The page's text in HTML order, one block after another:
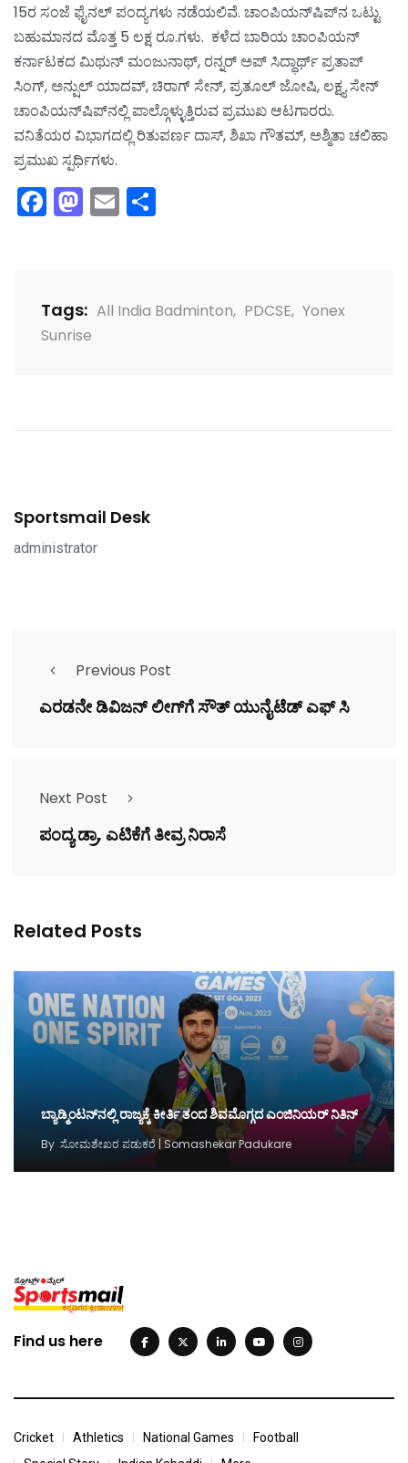
15ರ ಸಂಜೆ ಫೈನಲ್ ಪಂದ್ಯಗಳು ನಡೆಯಲಿವೆ. ಚಾಂಪಿಯನ್‌ಷಿಪ್‌ನ ಒಟ್ಟು
ಬಹುಮಾನದ ಮೊತ್ತ 5 ಲಕ್ಷ ರೂ.ಗಳು. ಕಳೆದ ಬಾರಿಯ ಚಾಂಪಿಯನ್
ಕರ್ನಾಟಕದ ಮಿಥುನ್ ಮಂಜುನಾಥ್, ರನ್ನರ್ ಅಪ್ ಸಿದ್ಧಾರ್ಥ್ ಪ್ರತಾಪ್
ಸಿಂಗ್, ಅನ್ಷುಲ್ ಯಾದವ್, ಚಿರಾಗ್ ಸೇನ್, ಪ್ರತೂಲ್ ಜೋಷಿ, ಲಕ್ಷ್ಯ ಸೇನ್
ಚಾಂಪಿಯನ್‌ಷಿಪ್‌ನಲ್ಲಿ ಪಾಲ್ಗೊಳ್ಳುತ್ತಿರುವ ಪ್ರಮುಖ ಆಟಗಾರರು.
ವನಿತೆಯರ ವಿಭಾಗದಲ್ಲಿ ರಿತುಪರ್ಣ ದಾಸ್, ಶಿಖಾ ಗೌತಮ್, ಅಶ್ಮಿತಾ ಚಲಿಹಾ
ಪ್ರಮುಖ ಸ್ಪರ್ಧಿಗಳು.
Facebook
Mastodon
Email
Tags: All India Badminton, PDCSE, Yonex
Sunrise
Sportsmail Desk
administrator
Previous Post
ಎರಡನೇ ಡಿವಿಜನ್ ಲೀಗ್‌ಗೆ ಸೌತ್ ಯುನೈಟೆಡ್ ಎಫ್ ಸಿ
Next Post
ಪಂದ್ಯ ಡ್ರಾ, ಎಟಿಕೆಗೆ ತೀವ್ರ ನಿರಾಸೆ
Related Posts
ಬ್ಯಾಡ್ಮಿಂಟನ್‌ನಲ್ಲಿ ರಾಜ್ಯಕ್ಕೆ ಕೀರ್ತಿ ತಂದ ಶಿವಮೊಗ್ಗದ ಎಂಜಿನಿಯರ್‌ ನಿತಿನ್‌
By ಸೋಮಶೇಖರ ಪಡುಕರೆ | Somashekar Padukare
Find us here
Cricket Athletics National Games
Football